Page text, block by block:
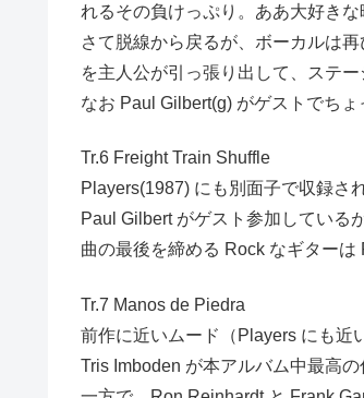
れるその負けっぷり。ああ大好きな
さて脱線から戻るが、ボーカルは
を主人公が引っ張り出して、ステ
なお Paul Gilbert(g) がゲストでち
Tr.6 Freight Train Shuffle
Players(1987) にも別面子で収録さ
Paul Gilbert がゲスト参加している
曲の最後を締める Rock なギターは
Tr.7 Manos de Piedra
前作に近いムード（Players にも近
Tris Imboden が本アルバム中最高の